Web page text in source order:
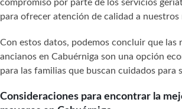
compromiso por parte de los servicios
para ofrecer atención de calidad a nuestros
Con estos datos, podemos concluir que las
ancianos en Cabuérniga son una opción
para las familias que buscan cuidados para
Consideraciones para encontrar la